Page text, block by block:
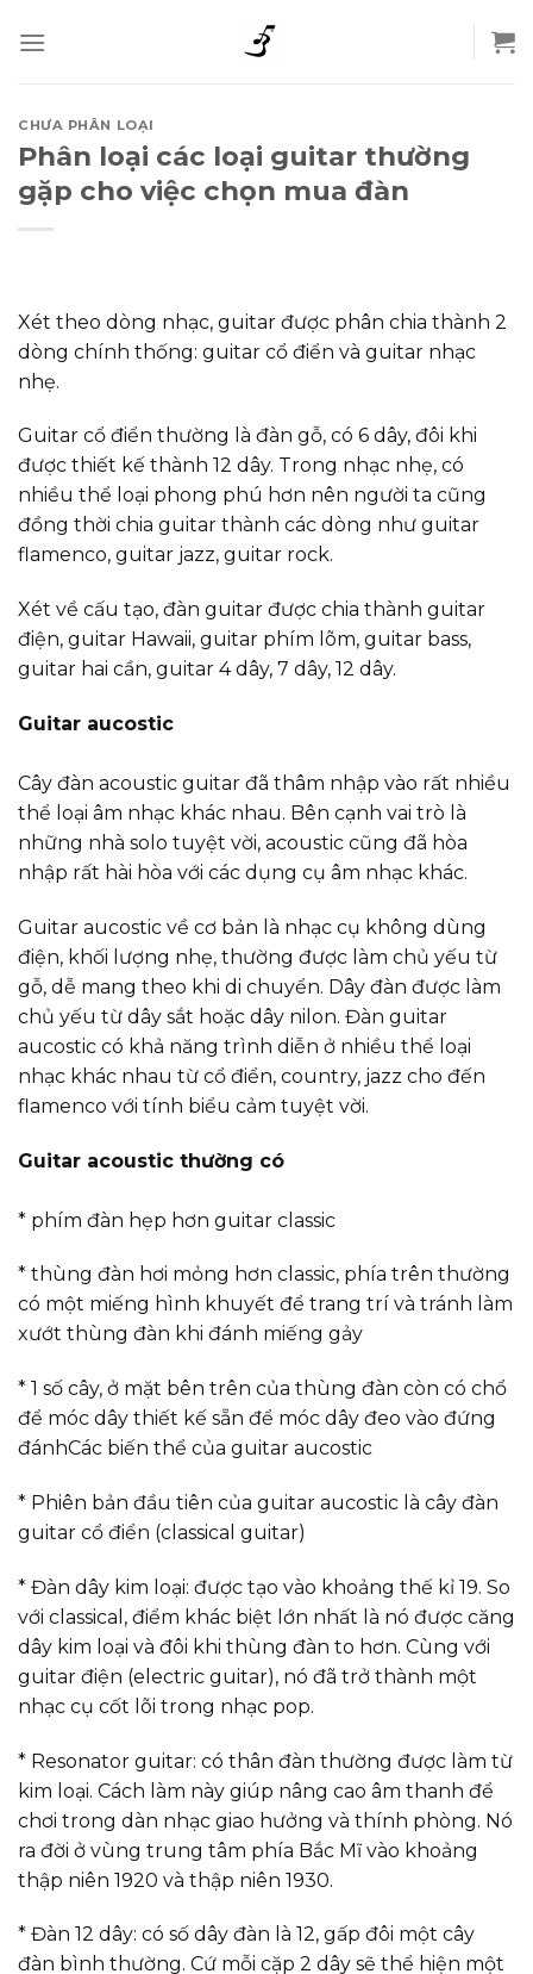
to
content
CHƯA PHÂN LOẠI
Phân loại các loại guitar thường
gặp cho việc chọn mua đàn
Xét theo dòng nhạc, guitar được phân chia thành 2
dòng chính thống: guitar cổ điển và guitar nhạc
nhẹ.
Guitar cổ điển thường là đàn gỗ, có 6 dây, đôi khi
được thiết kế thành 12 dây. Trong nhạc nhẹ, có
nhiều thể loại phong phú hơn nên người ta cũng
đồng thời chia guitar thành các dòng như guitar
flamenco, guitar jazz, guitar rock.
Xét về cấu tạo, đàn guitar được chia thành guitar
điện, guitar Hawaii, guitar phím lõm, guitar bass,
guitar hai cần, guitar 4 dây, 7 dây, 12 dây.
Guitar aucostic
Cây đàn acoustic guitar đã thâm nhập vào rất nhiều
thể loại âm nhạc khác nhau. Bên cạnh vai trò là
những nhà solo tuyệt vời, acoustic cũng đã hòa
nhập rất hài hòa với các dụng cụ âm nhạc khác.
Guitar aucostic về cơ bản là nhạc cụ không dùng
điện, khối lượng nhẹ, thường được làm chủ yếu từ
gỗ, dễ mang theo khi di chuyển. Dây đàn được làm
chủ yếu từ dây sắt hoặc dây nilon. Đàn guitar
aucostic có khả năng trình diễn ở nhiều thể loại
nhạc khác nhau từ cổ điển, country, jazz cho đến
flamenco với tính biểu cảm tuyệt vời.
Guitar acoustic thường có
* phím đàn hẹp hơn guitar classic
* thùng đàn hơi mỏng hơn classic, phía trên thường
có một miếng hình khuyết để trang trí và tránh làm
xướt thùng đàn khi đánh miếng gảy
* 1 số cây, ở mặt bên trên của thùng đàn còn có chổ
để móc dây thiết kế sẵn để móc dây đeo vào đứng
đánhCác biến thể của guitar aucostic
* Phiên bản đầu tiên của guitar aucostic là cây đàn
guitar cổ điển (classical guitar)
* Đàn dây kim loại: được tạo vào khoảng thế kỉ 19. So
với classical, điểm khác biệt lớn nhất là nó được căng
dây kim loại và đôi khi thùng đàn to hơn. Cùng với
guitar điện (electric guitar), nó đã trở thành một
nhạc cụ cốt lõi trong nhạc pop.
* Resonator guitar: có thân đàn thường được làm từ
kim loại. Cách làm này giúp nâng cao âm thanh để
chơi trong dàn nhạc giao hưởng và thính phòng. Nó
ra đời ở vùng trung tâm phía Bắc Mĩ vào khoảng
thập niên 1920 và thập niên 1930.
* Đàn 12 dây: có số dây đàn là 12, gấp đôi một cây
đàn bình thường. Cứ mỗi cặp 2 dây sẽ thể hiện một